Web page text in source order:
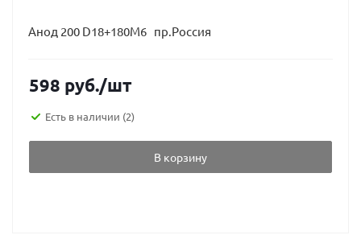
Анод 200 D18+180M6 пр.Россия
598 руб./шт
Есть в наличии (2)
В корзину